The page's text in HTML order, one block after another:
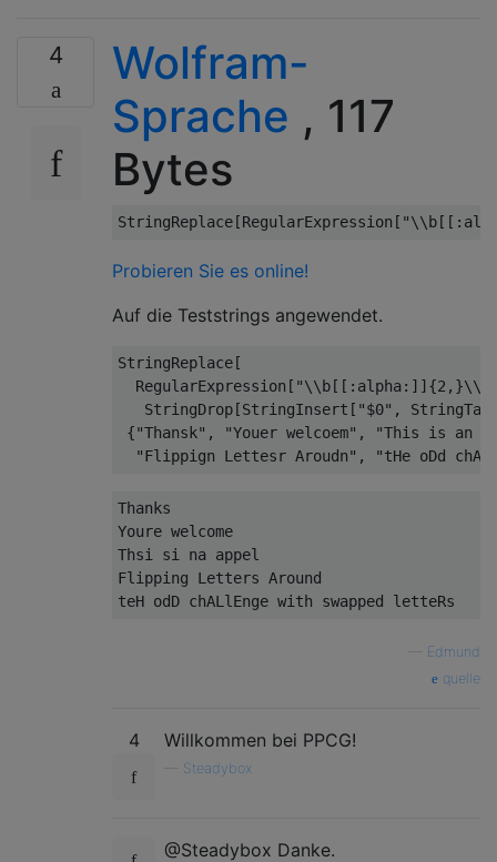
4
Wolfram-
Sprache , 117
Bytes
Probieren Sie es online!
Auf die Teststrings angewendet.
StringReplace[
StringDrop[StringInsert["$0",
{"Thansk", "Youer welcoem", "This is an
Thanks
Youre welcome
Thsi si na appel
Flipping Letters Around
Edmund
quelle
4 Willkommen bei PPCG!
Steadybox
@Steadybox Danke.